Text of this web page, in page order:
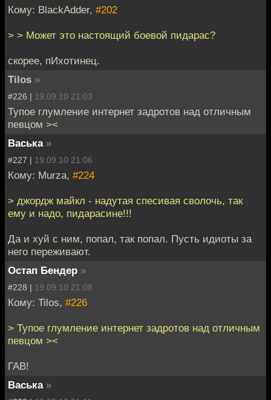
Кому: BlackAdder, #202
> > Может это настоящий боевой пидарас?
скорее, пИхотинец.
Tilos »
#226 | 19.09.10 21:03
Тупое глумление интернет задротов над отличным
певцом ><
Васька »
#227 | 19.09.10 21:06
Кому: Murza, #224
> джордж майкл - надутая спесивая сволочь, так
ему и надо, пидарасине!!!
Да и хуй с ним, попал, так попал. Пусть идиоты за
него переживают.
Остап Бендер »
#228 | 19.09.10 21:08
Кому: Tilos, #226
> Тупое глумление интернет задротов над отличным
певцом ><
ГАВ!
Васька »